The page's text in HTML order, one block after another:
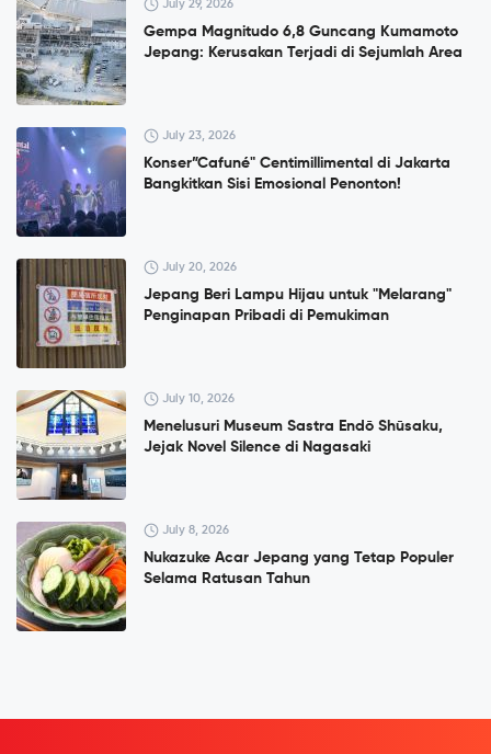
July 29, 2026
Gempa Magnitudo 6,8 Guncang Kumamoto
Jepang: Kerusakan Terjadi di Sejumlah Area
July 23, 2026
Konser”Cafuné" Centimillimental di Jakarta
Bangkitkan Sisi Emosional Penonton!
July 20, 2026
Jepang Beri Lampu Hijau untuk "Melarang"
Penginapan Pribadi di Pemukiman
July 10, 2026
Menelusuri Museum Sastra Endō Shūsaku,
Jejak Novel Silence di Nagasaki
July 8, 2026
Nukazuke Acar Jepang yang Tetap Populer
Selama Ratusan Tahun